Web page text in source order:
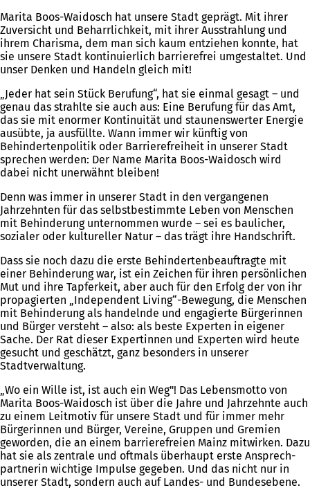
Marita Boos-Waidosch hat unsere Stadt geprägt. Mit ihrer
Zuversicht und Beharrlichkeit, mit ihrer Ausstrahlung und
ihrem Charisma, dem man sich kaum entziehen konnte, hat
sie unsere Stadt kontinuierlich barrierefrei umgestaltet. Und
unser Denken und Handeln gleich mit!
„Jeder hat sein Stück Berufung“, hat sie einmal gesagt – und
genau das strahlte sie auch aus: Eine Berufung für das Amt,
das sie mit enormer Kontinuität und staunenswerter Energie
ausübte, ja ausfüllte. Wann immer wir künftig von
Behindertenpolitik oder Barrierefreiheit in unserer Stadt
sprechen werden: Der Name Marita Boos-Waidosch wird
dabei nicht unerwähnt bleiben!
Denn was immer in unserer Stadt in den vergangenen
Jahrzehnten für das selbstbestimmte Leben von Menschen
mit Behinderung unternommen wurde – sei es baulicher,
sozialer oder kultureller Natur – das trägt ihre Handschrift.
Dass sie noch dazu die erste Behindertenbeauftragte mit
einer Behinderung war, ist ein Zeichen für ihren persönlichen
Mut und ihre Tapferkeit, aber auch für den Erfolg der von ihr
propagierten „Independent Living“-Bewegung, die Menschen
mit Behinderung als handelnde und engagierte Bürgerinnen
und Bürger versteht – also: als beste Experten in eigener
Sache. Der Rat dieser Expertinnen und Experten wird heute
gesucht und geschätzt, ganz besonders in unserer
Stadtverwaltung.
„Wo ein Wille ist, ist auch ein Weg"! Das Lebensmotto von
Marita Boos-Waidosch ist über die Jahre und Jahrzehnte auch
zu einem Leitmotiv für unsere Stadt und für immer mehr
Bürgerinnen und Bürger, Vereine, Gruppen und Gremien
geworden, die an einem barrierefreien Mainz mitwirken. Dazu
hat sie als zentrale und oftmals überhaupt erste Ansprech-
partnerin wichtige Impulse gegeben. Und das nicht nur in
unserer Stadt, sondern auch auf Landes- und Bundesebene.